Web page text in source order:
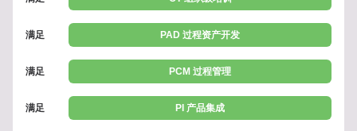
满足 PAD 过程资产开发
满足 PCM 过程管理
满足 PI 产品集成